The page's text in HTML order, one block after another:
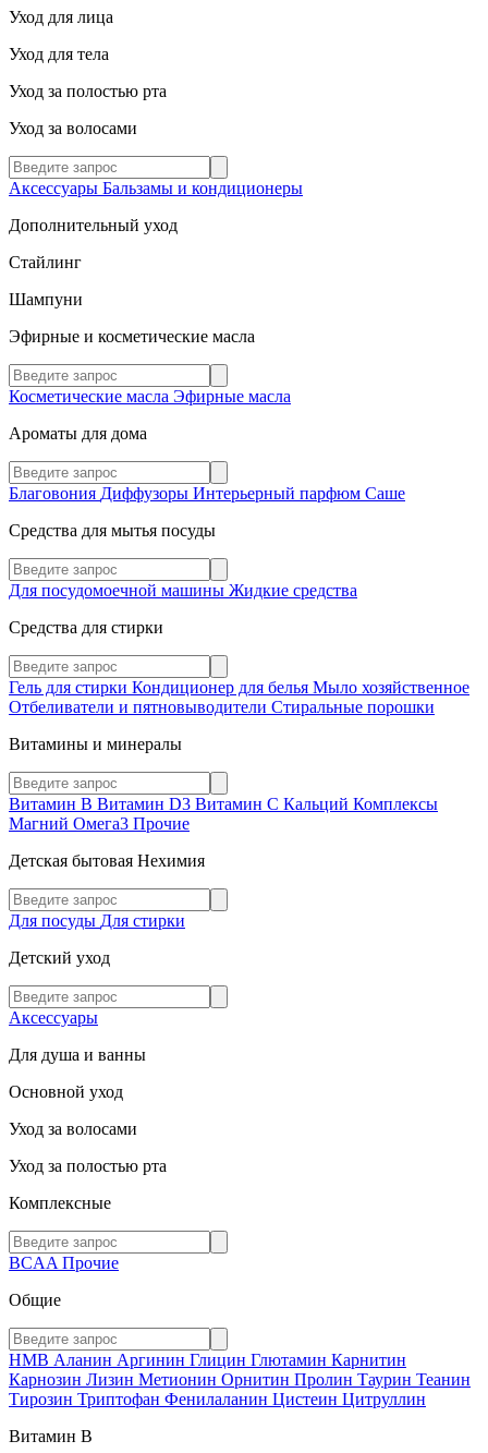
Уход для лица
Уход для тела
Уход за полостью рта
Уход за волосами
Аксессуары Бальзамы и кондиционеры
Дополнительный уход
Стайлинг
Шампуни
Эфирные и косметические масла
Косметические масла Эфирные масла
Ароматы для дома
Благовония Диффузоры Интерьерный парфюм Саше
Средства для мытья посуды
Для посудомоечной машины Жидкие средства
Средства для стирки
Гель для стирки Кондиционер для белья Мыло хозяйственное
Отбеливатели и пятновыводители Стиральные порошки
Витамины и минералы
Витамин В Витамин D3 Витамин С Кальций Комплексы
Магний Омега3 Прочие
Детская бытовая Нехимия
Для посуды Для стирки
Детский уход
Аксессуары
Для душа и ванны
Основной уход
Уход за волосами
Уход за полостью рта
Комплексные
BCAA Прочие
Общие
HMB Аланин Аргинин Глицин Глютамин Карнитин
Карнозин Лизин Метионин Орнитин Пролин Таурин Теанин
Тирозин Триптофан Фенилаланин Цистеин Цитруллин
Витамин В